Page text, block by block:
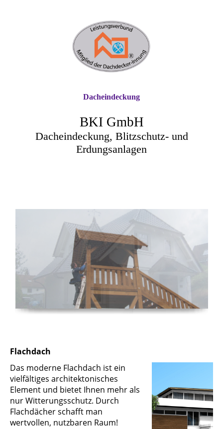
BKI GmbH
Dacheindeckung, Blitzschutz- und
Erdungsanlagen
Dacheindeckung
Flachdach
Das moderne Flachdach ist ein
vielfältiges architektonisches
Element und bietet Ihnen mehr als
nur Witterungsschutz. Durch
Flachdächer schafft man
wertvollen, nutzbaren Raum!